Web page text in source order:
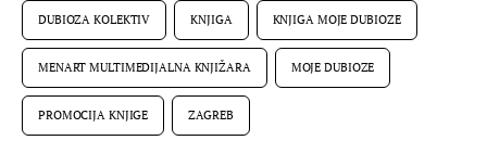
DUBIOZA KOLEKTIV KNJIGA KNJIGA MOJE DUBIOZE
MENART MULTIMEDIJALNA KNJIŽARA MOJE DUBIOZE
PROMOCIJA KNJIGE ZAGREB